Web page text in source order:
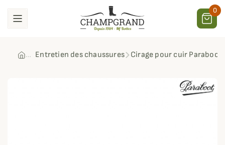
0
Entretien des chaussures Cirage pour cuir Paraboot